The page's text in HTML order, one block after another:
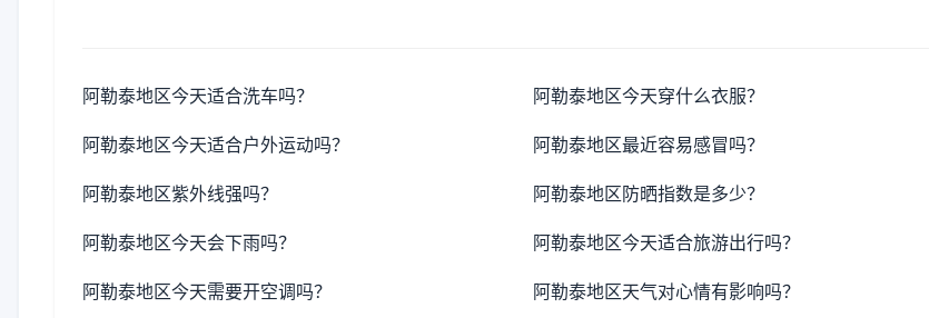
阿勒泰地区今天适合洗车吗？ 阿勒泰地区今天穿什么衣服？
阿勒泰地区今天适合户外运动吗？ 阿勒泰地区最近容易感冒吗？
阿勒泰地区紫外线强吗？ 阿勒泰地区防晒指数是多少？
阿勒泰地区今天会下雨吗？ 阿勒泰地区今天适合旅游出行吗？
阿勒泰地区今天需要开空调吗？ 阿勒泰地区天气对心情有影响吗？